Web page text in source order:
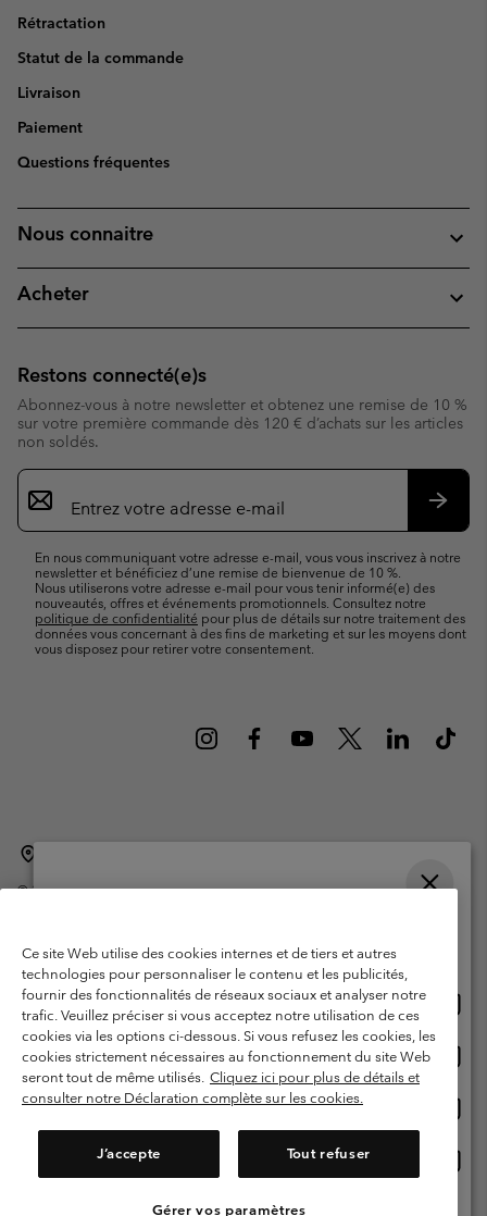
Rétractation
Statut de la commande
Livraison
Paiement
Questions fréquentes
Nous connaitre
Acheter
Restons connecté(e)s
Abonnez-vous à notre newsletter et obtenez une remise de 10 %
sur votre première commande dès 120 € d’achats sur les articles
non soldés.
Inscription
par
e-
En nous communiquant votre adresse e-mail, vous vous inscrivez à notre
newsletter et bénéficiez d’une remise de bienvenue de 10 %.
Nous utiliserons votre adresse e-mail pour vous tenir informé(e) des
nouveautés, offres et événements promotionnels. Consultez notre
politique de confidentialité pour plus de détails sur notre traitement des
données vous concernant à des fins de marketing et sur les moyens dont
vous disposez pour retirer votre consentement.
©2026Columbia Sportswear International Sarl. Avenue des Morgines, 12
Garanties Légales
Politique de confidentialité
Conditions d'utilisation - Membres
Conditions D'utilisation - Contenu généré par l'utilisateur
Impressum
Cookies
Service client: Lun - sam de 9h à 13h et de 14h à 18h
Ce site Web utilise des cookies internes et de tiers et autres
technologies pour personnaliser le contenu et les publicités,
fournir des fonctionnalités de réseaux sociaux et analyser notre
trafic. Veuillez préciser si vous acceptez notre utilisation de ces
cookies via les options ci-dessous. Si vous refusez les cookies, les
cookies strictement nécessaires au fonctionnement du site Web
seront tout de même utilisés. Cliquez ici pour plus de détails et
consulter notre Déclaration complète sur les cookies.
J’accepte Tout refuser
Gérer vos paramètres
Achats en ligne disponibles
United States
ligne
Belgium-English
ligne
Belgium-Français
ligne
Belgium-Dutch